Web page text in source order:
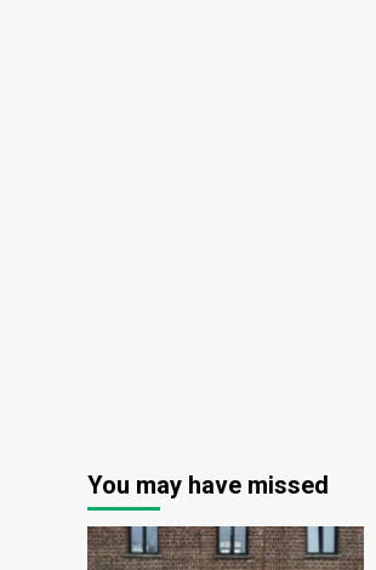
You may have missed